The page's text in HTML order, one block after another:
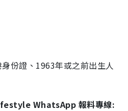
份證、1963年或之前出生人
WhatsApp 報料專線: